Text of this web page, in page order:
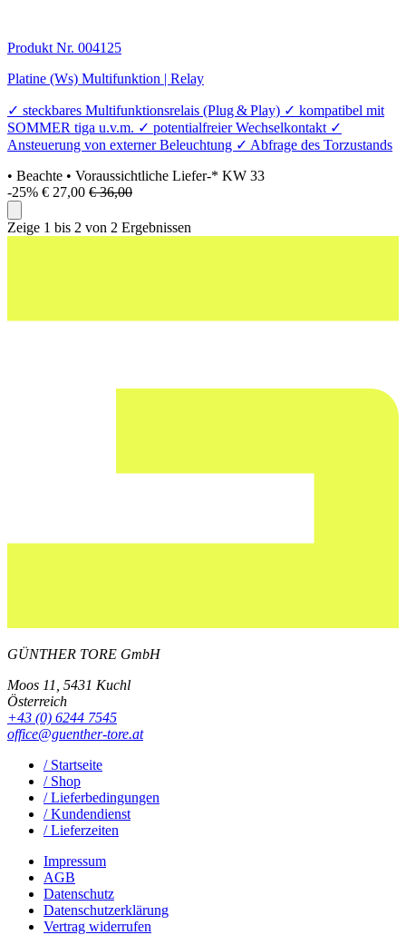
Produkt Nr. 004125
Platine (Ws) Multifunktion | Relay
✓ steckbares Multifunktionsrelais (Plug & Play) ✓ kompatibel mit
SOMMER tiga u.v.m. ✓ potentialfreier Wechselkontakt ✓
Ansteuerung von externer Beleuchtung ✓ Abfrage des Torzustands
• Beachte • Voraussichtliche Liefer-* KW 33
-25% € 27,00 € 36,00
Zeige 1 bis 2 von 2 Ergebnissen
GÜNTHER TORE GmbH
Moos 11, 5431 Kuchl
Österreich
+43 (0) 6244 7545
office@guenther-tore.at
/ Startseite
/ Shop
/ Lieferbedingungen
/ Kundendienst
/ Lieferzeiten
Impressum
AGB
Datenschutz
Datenschutzerklärung
Vertrag widerrufen